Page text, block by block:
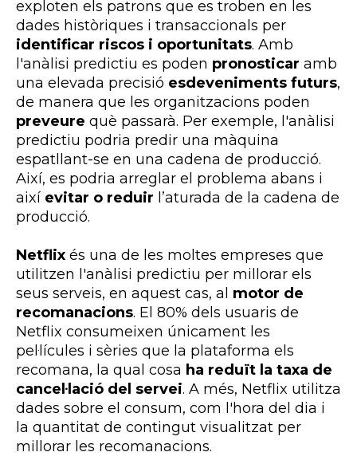
exploten els patrons que es troben en les
dades històriques i transaccionals per
identificar riscos i oportunitats. Amb
l'anàlisi predictiu es poden pronosticar amb
una elevada precisió esdeveniments futurs,
de manera que les organitzacions poden
preveure què passarà. Per exemple, l'anàlisi
predictiu podria predir una màquina
espatllant-se en una cadena de producció.
Així, es podria arreglar el problema abans i
així evitar o reduir l’aturada de la cadena de
producció.
Netflix és una de les moltes empreses que
utilitzen l'anàlisi predictiu per millorar els
seus serveis, en aquest cas, al motor de
recomanacions. El 80% dels usuaris de
Netflix consumeixen únicament les
pel·lícules i sèries que la plataforma els
recomana, la qual cosa ha reduït la taxa de
cancel·lació del servei. A més, Netflix utilitza
dades sobre el consum, com l'hora del dia i
la quantitat de contingut visualitzat per
millorar les recomanacions.